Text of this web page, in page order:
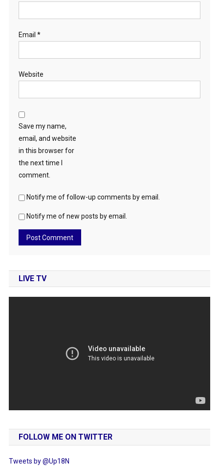
Email *
Website
Save my name,
email, and website
in this browser for
the next time I
comment.
Notify me of follow-up comments by email.
Notify me of new posts by email.
LIVE TV
FOLLOW ME ON TWITTER
Tweets by @Up18N